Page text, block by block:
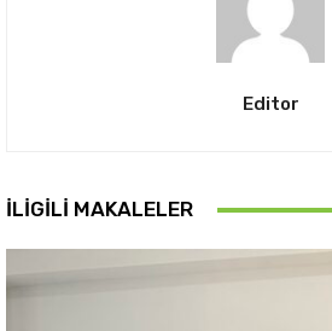
Editor
İLIGILI MAKALELER